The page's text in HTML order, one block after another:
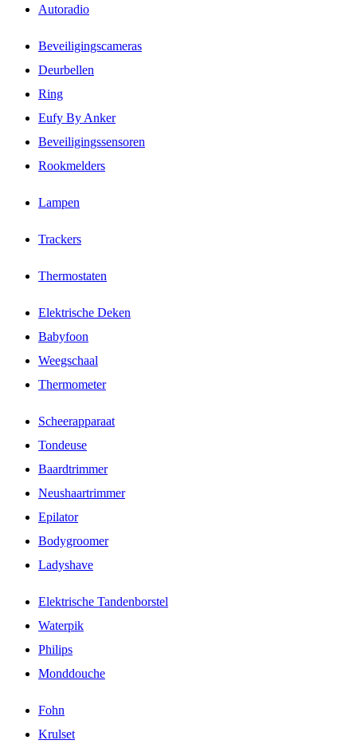
Autoradio
Beveiligingscameras
Deurbellen
Ring
Eufy By Anker
Beveiligingssensoren
Rookmelders
Lampen
Trackers
Thermostaten
Elektrische Deken
Babyfoon
Weegschaal
Thermometer
Scheerapparaat
Tondeuse
Baardtrimmer
Neushaartrimmer
Epilator
Bodygroomer
Ladyshave
Elektrische Tandenborstel
Waterpik
Philips
Monddouche
Fohn
Krulset